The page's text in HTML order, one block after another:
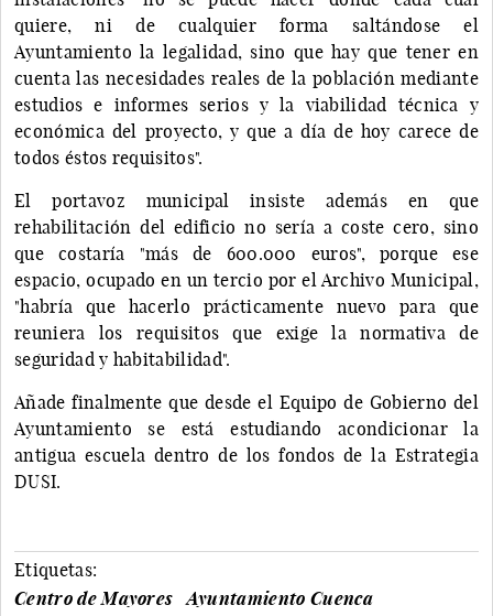
quiere, ni de cualquier forma saltándose el
Ayuntamiento la legalidad, sino que hay que tener en
cuenta las necesidades reales de la población mediante
estudios e informes serios y la viabilidad técnica y
económica del proyecto, y que a día de hoy carece de
todos éstos requisitos".
El portavoz municipal insiste además en que
rehabilitación del edificio no sería a coste cero, sino
que costaría "más de 600.000 euros", porque ese
espacio, ocupado en un tercio por el Archivo Municipal,
"habría que hacerlo prácticamente nuevo para que
reuniera los requisitos que exige la normativa de
seguridad y habitabilidad".
Añade finalmente que desde el Equipo de Gobierno del
Ayuntamiento se está estudiando acondicionar la
antigua escuela dentro de los fondos de la Estrategia
DUSI.
Etiquetas:
Centro de Mayores
Ayuntamiento Cuenca